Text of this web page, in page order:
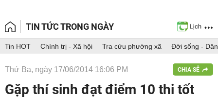
TIN TỨC TRONG NGÀY
Tin HOT Chính trị - Xã hội Tra cứu phường xã Đời sống -
Thứ Ba, ngày 17/06/2014 16:06 PM CHIA SẺ
Gặp thí sinh đạt điểm 10 thi tốt